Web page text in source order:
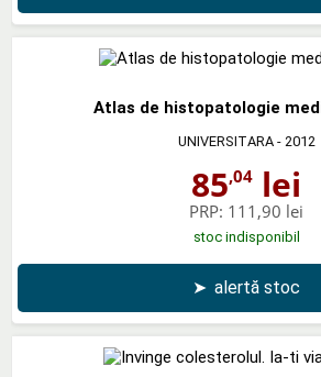
Atlas de histopatologie
UNIVERSITARA- 2012
85,04 lei
PRP: 111,90 lei
stoc indisponibil
➤ alertă stoc